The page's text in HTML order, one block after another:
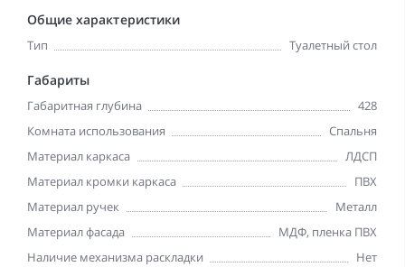
Общие характеристики
Тип Туалетный стол
Габариты
Габаритная глубина
428
Комната использования
Спальня
Материал каркаса
ЛДСП
Материал кромки каркаса
ПВХ
Материал ручек
Металл
Материал фасада
МДФ, пленка ПВХ
Наличие механизма раскладки
Нет